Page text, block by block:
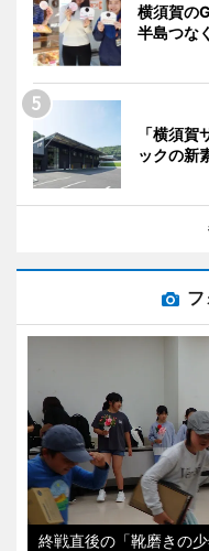
横須賀の
半島つな
「横須
ックの新
終戦直後の「靴磨きの